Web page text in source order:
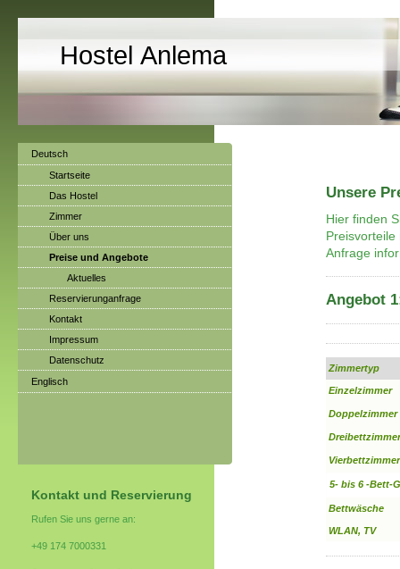
Hostel Anlema
Unsere
Hier finden
Anfrage
Angebot
Zimmertyp
Einzelzimmer
Doppelzimmer
Dreibettzimmer
Vierbettzimmer
5- bis 6 -Bett-
Bettwäsche
WLAN, TV
Deutsch
Startseite
Das Hostel
Zimmer
Über uns
Preise und Angebote
Aktuelles
Reservierunganfrage
Kontakt
Impressum
Datenschutz
Englisch
Kontakt und Reservierung
Rufen Sie uns gerne an:
+49 174 7000331